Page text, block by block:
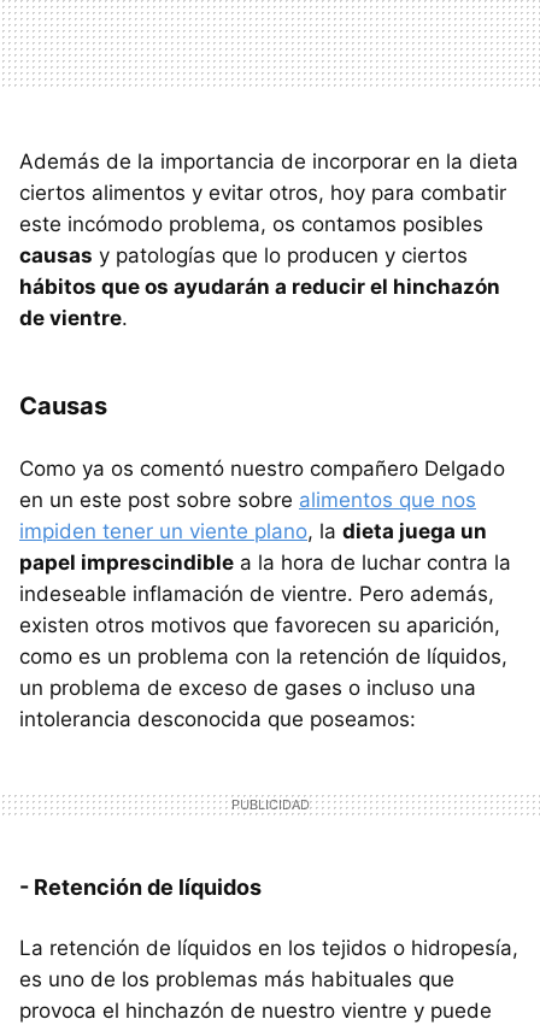
Además de la importancia de incorporar en la dieta
ciertos alimentos y evitar otros, hoy para combatir
este incómodo problema, os contamos posibles
causas y patologías que lo producen y ciertos
hábitos que os ayudarán a reducir el hinchazón
de vientre.
Causas
Como ya os comentó nuestro compañero Delgado
en un este post sobre sobre alimentos que nos
impiden tener un viente plano, la dieta juega un
papel imprescindible a la hora de luchar contra la
indeseable inflamación de vientre. Pero además,
existen otros motivos que favorecen su aparición,
como es un problema con la retención de líquidos,
un problema de exceso de gases o incluso una
intolerancia desconocida que poseamos:
- Retención de líquidos
La retención de líquidos en los tejidos o hidropesía,
es uno de los problemas más habituales que
provoca el hinchazón de nuestro vientre y puede